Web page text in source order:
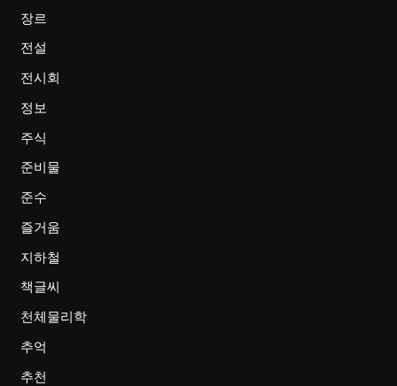
장르
전설
전시회
정보
주식
준비물
준수
즐거움
지하철
책글씨
천체물리학
추억
추천